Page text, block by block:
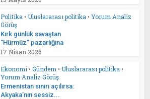
Politika • Uluslararası politika • Yorum Analiz
Görüş
Kırk günlük savaştan
“Hürmüz” pazarlığına
17 Nisan 2026
Ekonomi • Gündem • Uluslararası politika •
Yorum Analiz Görüş
Ermenistan sınırı açılırsa:
Akyaka’nın sessiz...